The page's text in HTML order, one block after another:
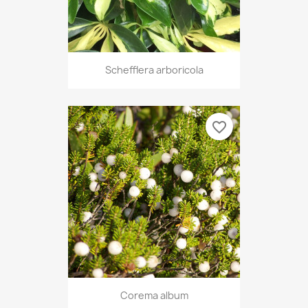
Schefflera arboricola
Corema album
favorite_border